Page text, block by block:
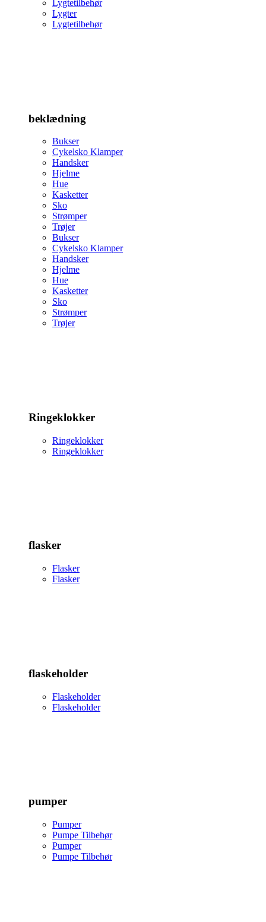
Lygtetilbehør
Lygter
Lygtetilbehør
beklædning
Bukser
Cykelsko Klamper
Handsker
Hjelme
Hue
Kasketter
Sko
Strømper
Trøjer
Bukser
Cykelsko Klamper
Handsker
Hjelme
Hue
Kasketter
Sko
Strømper
Trøjer
Ringeklokker
Ringeklokker
Ringeklokker
flasker
Flasker
Flasker
flaskeholder
Flaskeholder
Flaskeholder
pumper
Pumper
Pumpe Tilbehør
Pumper
Pumpe Tilbehør